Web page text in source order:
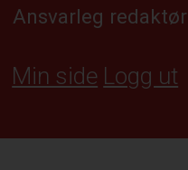
Ansvarleg
Min side Logg ut